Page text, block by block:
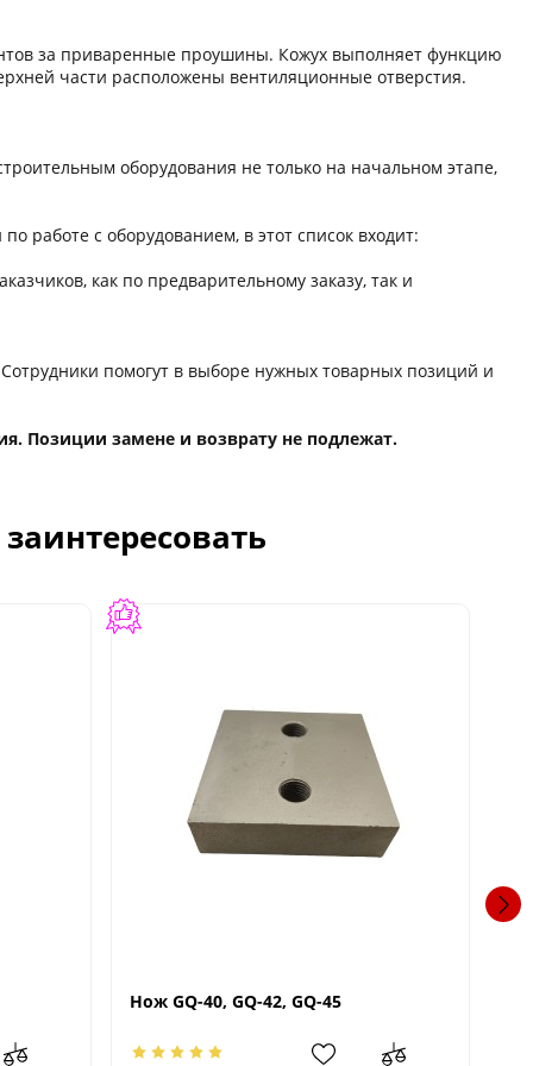
за приваренные проушины. Кожух выполняет функцию
части расположены вентиляционные отверстия.
оборудования не только на начальном этапе,
работе с оборудованием, в этот список входит:
как по предварительному заказу, так и
помогут в выборе нужных товарных позиций и
Позиции замене и возврату не подлежат.
Нож GQ-40, GQ-42, GQ-45